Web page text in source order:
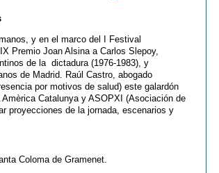
y en el marco del I Festival
Premio Joan Alsina a Carlos Slepoy,
de la dictadura (1976-1983), y
de Madrid. Raúl Castro, abogado
por motivos de salud) este galardón
Catalunya y ASOPXI (Asociación de
proyecciones de la jornada, escenarios y
Coloma de Gramenet.